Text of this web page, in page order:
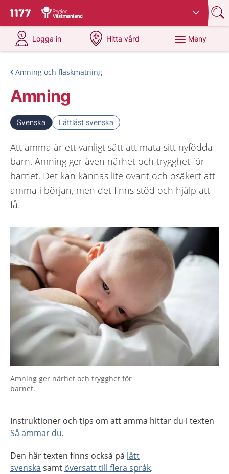
Till startsidan för 1177
Du har valt region
Logga in
på 1177.se
Hitta vård
på 1177.se
Meny
Amning och flaskmatning
Amning
Svenska Lättläst svenska
Att amma är ett vanligt sätt att mata sitt nyfödda
barn. Amning ger även närhet och trygghet för
barnet. Det kan kännas lite ovant och osäkert att
amma i början, men det finns stöd och hjälp att
få.
Amning ger närhet och trygghet för
barnet.
Instruktioner och tips om att amma hittar du i texten
Så ammar du.
Den här texten finns också på lätt
svenska samt översatt till flera språk.